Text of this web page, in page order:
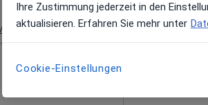
Baumgart
183 Bewertungen
Heute
8 Aug
Ihre Zustimmung jederzeit in den
aktualisieren. Erfahren Sie mehr unter
Cookie-Einstellungen